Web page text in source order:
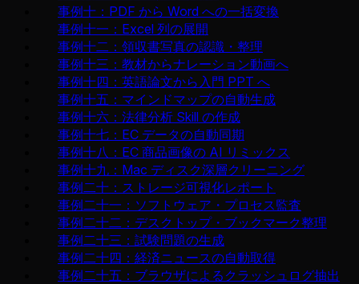
事例十：PDF から Word への一括変換
事例十一：Excel 列の展開
事例十二：領収書写真の認識・整理
事例十三：教材からナレーション動画へ
事例十四：英語論文から入門 PPT へ
事例十五：マインドマップの自動生成
事例十六：法律分析 Skill の作成
事例十七：EC データの自動同期
事例十八：EC 商品画像の AI リミックス
事例十九：Mac ディスク深層クリーニング
事例二十：ストレージ可視化レポート
事例二十一：ソフトウェア・プロセス監査
事例二十二：デスクトップ・ブックマーク整理
事例二十三：試験問題の生成
事例二十四：経済ニュースの自動取得
事例二十五：ブラウザによるクラッシュログ抽出